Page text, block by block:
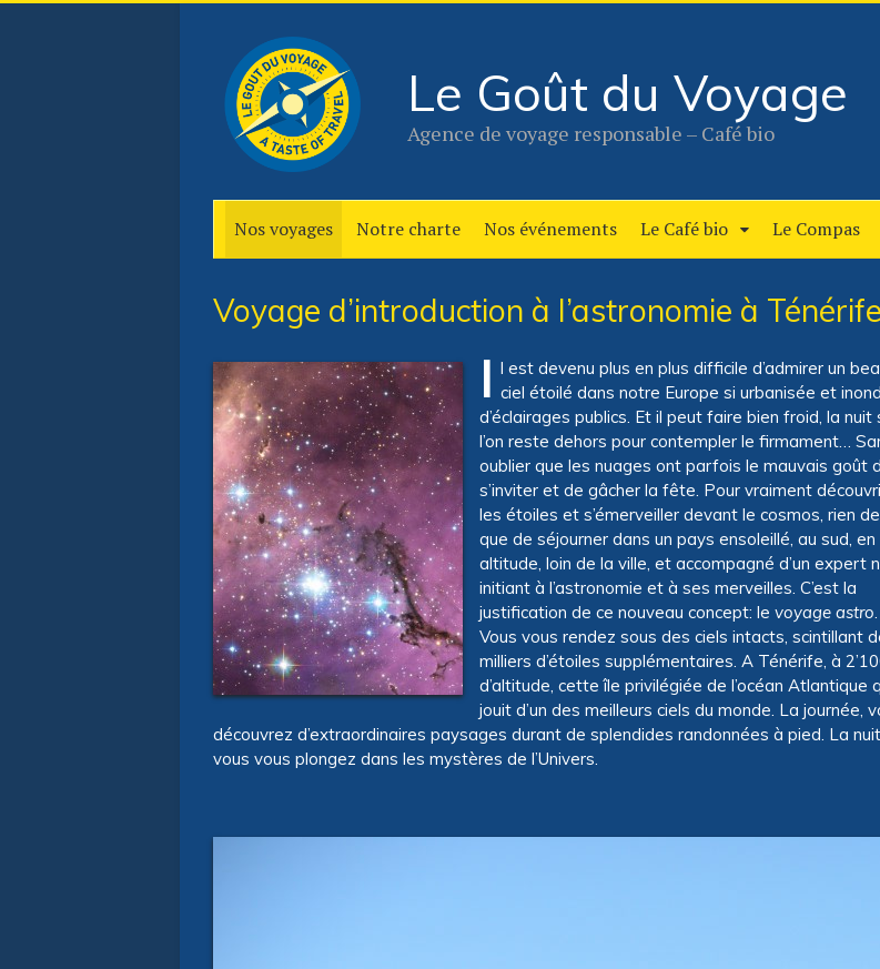
Le Goût du Voyage
Agence de voyage responsable – Café bio
Nos voyages Notre charte Nos événements Le Café bio Le Compas
Voyage d’introduction à l’astronomie à Ténérife
I l est devenu plus en plus difficile d’admirer un
ciel étoilé dans notre Europe si urbanisée et
d’éclairages publics. Et il peut faire bien froid, la nuit
l’on reste dehors pour contempler le firmament…
oublier que les nuages ont parfois le mauvais goût
s’inviter et de gâcher la fête. Pour vraiment
les étoiles et s’émerveiller devant le cosmos, rien
que de séjourner dans un pays ensoleillé, au sud, en
altitude, loin de la ville, et accompagné d’un expert
initiant à l’astronomie et à ses merveilles. C’est la
justification de ce nouveau concept: le voyage astro.
Vous vous rendez sous des ciels intacts, scintillant
milliers d’étoiles supplémentaires. A Ténérife, à
d’altitude, cette île privilégiée de l’océan Atlantique
jouit d’un des meilleurs ciels du monde. La journée,
découvrez d’extraordinaires paysages durant de splendides randonnées à pied. La
vous vous plongez dans les mystères de l’Univers.